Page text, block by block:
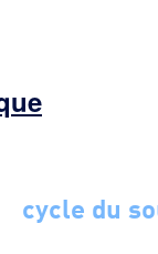
cycle du